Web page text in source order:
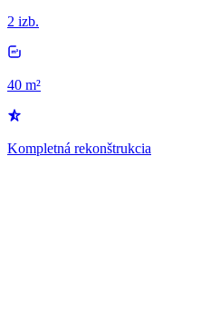
2 izb.
40 m²
Kompletná rekonštrukcia